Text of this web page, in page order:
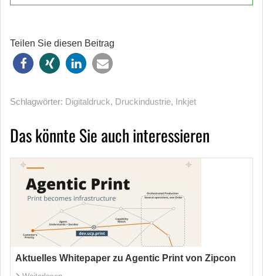
Teilen Sie diesen Beitrag
Schlagwörter: Digitaldruck, Druckindustrie, Inkjet
Das könnte Sie auch interessieren
Aktuelles Whitepaper zu Agentic Print von Zipcon